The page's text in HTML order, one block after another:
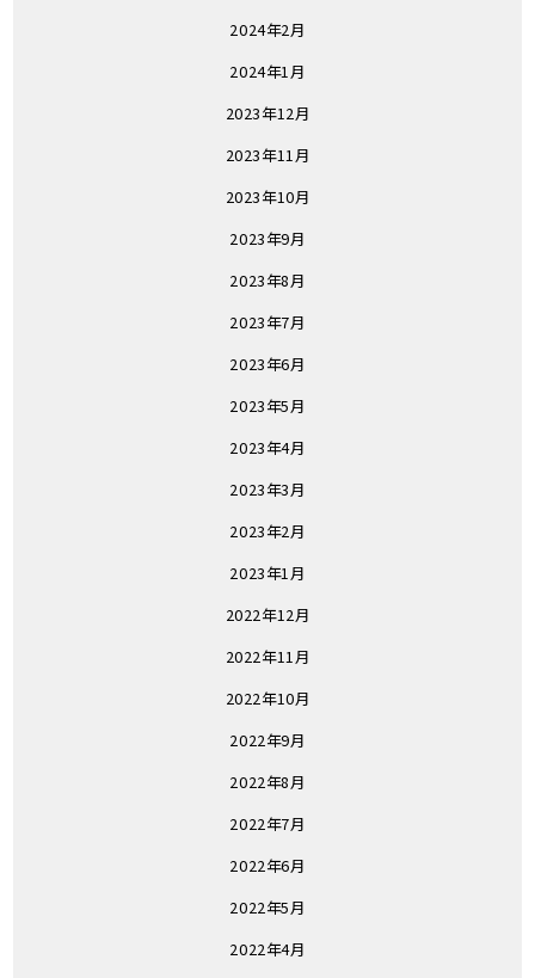
2024年2月
2024年1月
2023年12月
2023年11月
2023年10月
2023年9月
2023年8月
2023年7月
2023年6月
2023年5月
2023年4月
2023年3月
2023年2月
2023年1月
2022年12月
2022年11月
2022年10月
2022年9月
2022年8月
2022年7月
2022年6月
2022年5月
2022年4月